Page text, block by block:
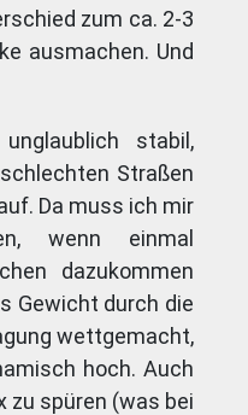
zum ca. 2-3
ausmachen. Und
stabil,
Straßen
Da muss ich mir
wenn einmal
dazukommen
Gewicht durch die
wettgemacht,
hoch. Auch
zu spüren (was bei